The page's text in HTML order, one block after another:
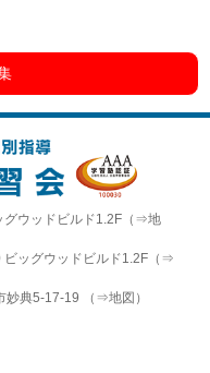
ウッドビルド1.2F（⇒地
ッグウッドビルド1.2F（⇒
妙典5-17-19 （⇒地図 ）